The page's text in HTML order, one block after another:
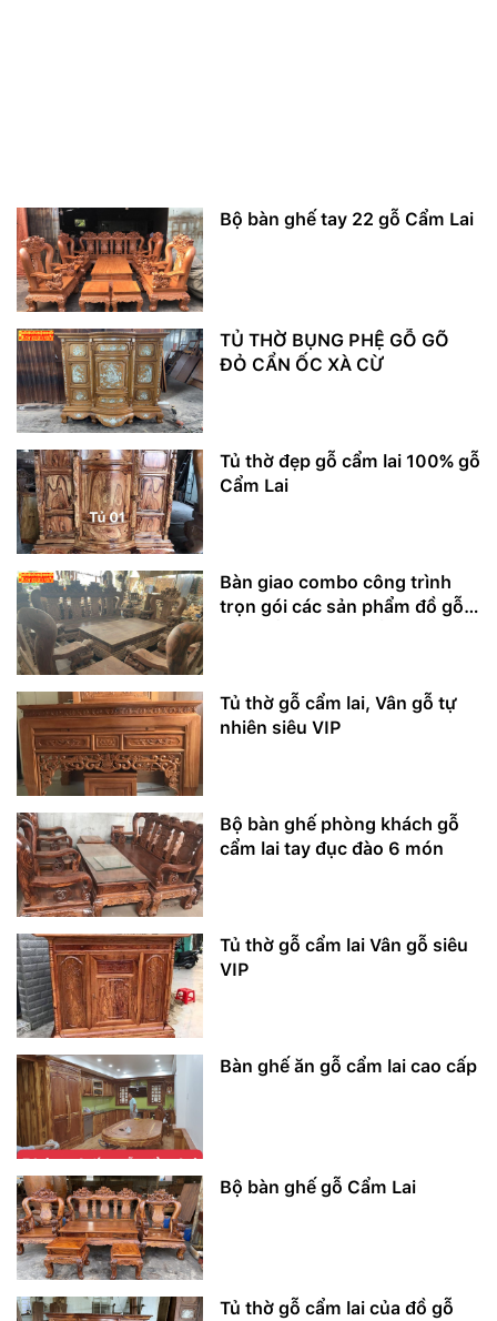
Bộ bàn ghế tay 22 gỗ Cẩm Lai
TỦ THỜ BỤNG PHỆ GỖ GÕ
ĐỎ CẨN ỐC XÀ CỪ
Tủ thờ đẹp gỗ cẩm lai 100% gỗ
Cẩm Lai
Bàn giao combo công trình
trọn gói các sản phẩm đồ gỗ
Tủ thờ gỗ cẩm lai, Vân gỗ tự
nhiên siêu VIP
Bộ bàn ghế phòng khách gỗ
cẩm lai tay đục đào 6 món
Tủ thờ gỗ cẩm lai Vân gỗ siêu
VIP
Bàn ghế ăn gỗ cẩm lai cao cấp
Bộ bàn ghế gỗ Cẩm Lai
Tủ thờ gỗ cẩm lai của đồ gỗ